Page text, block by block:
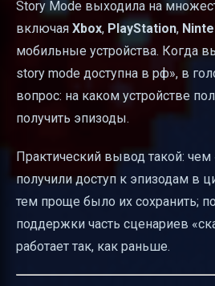
Story Mode выходила на
включая Xbox, PlayStation,
мобильные устройства. Когда
story mode доступна в рф», в
вопрос: на каком устройстве
получить эпизоды.
Практический вывод такой:
получили доступ к эпизодам в
тем проще было их сохранить;
поддержки часть сценариев
работает так, как раньше.